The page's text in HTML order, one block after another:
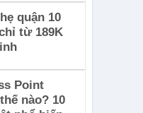
quận 10
từ 189K
Point
nào? 10